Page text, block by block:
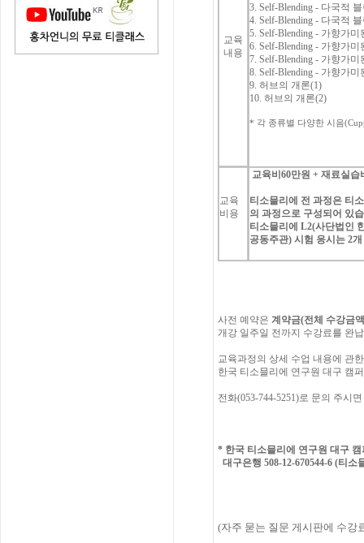
교육
내용
3.Self-Blending - 다국적
4.Self-Blending - 다국적
5.Self-Blending - 가향가
6.Self-Blending - 가향가
7.Self-Blending - 가향가
8.Self-Blending - 가향가
9. 허브의 개론(1)
10. 허브의 개론(2)
* 각 종류별 다양한 시음
교육
비용
교육비60만원 +재료실습
티소믈리에 전 과정은 티
의 과정으로 구성되어 있
티소믈리에 L2(사단법인
공동주관)시험 응시는 2개
사전 예약은 계약금(전체 수강금
개강 일주일 전까지 수강료를 완
교육과정의 상세 수업 내용에 관한
한국 티소믈리에 연구원 대구 캠
전화(053-744-5251)로 문의 주시면
* 한국 티소믈리에 연구원 대구
대구은행 508-12-670544-6 (티소
(자주 묻는 질문 게시판에 수강